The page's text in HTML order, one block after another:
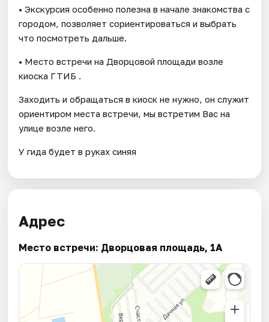
• Экскурсия особенно полезна в начале знакомства с
городом, позволяет сориентироваться и выбрать
что посмотреть дальше.
• Место встречи на Дворцовой площади возле
киоска ГТИБ .
Заходить и обращаться в киоск не нужно, он служит
ориентиром места встречи, мы встретим Вас на
улице возле него.
У гида будет в руках синяя
Адрес
Место встречи: Дворцовая площадь, 1А